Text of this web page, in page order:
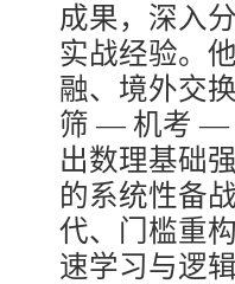
成果，深入
实战经验。
融、境外交
筛 —机考 —
出数理基础
的系统性备
代、门槛重
速学习与逻